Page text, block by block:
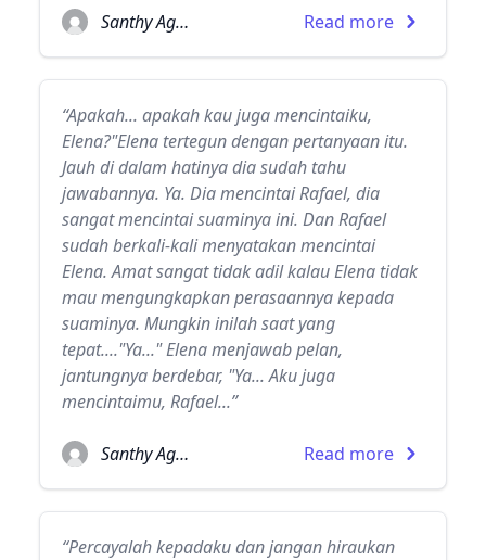
Santhy Agatha Read more
“Apakah... apakah kau juga mencintaiku,
Elena?"Elena tertegun dengan pertanyaan itu.
Jauh di dalam hatinya dia sudah tahu
jawabannya. Ya. Dia mencintai Rafael, dia
sangat mencintai suaminya ini. Dan Rafael
sudah berkali-kali menyatakan mencintai
Elena. Amat sangat tidak adil kalau Elena tidak
mau mengungkapkan perasaannya kepada
suaminya. Mungkin inilah saat yang
tepat...."Ya..." Elena menjawab pelan,
jantungnya berdebar, "Ya... Aku juga
mencintaimu, Rafael...”
Santhy Agatha Read more
“Percayalah kepadaku dan jangan hiraukan